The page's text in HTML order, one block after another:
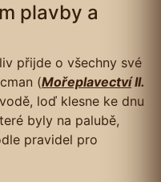
plavby a
přijde o všechny své
(MořeplavectvíII.
loď klesne ke dnu
byly na palubě,
pravidel pro